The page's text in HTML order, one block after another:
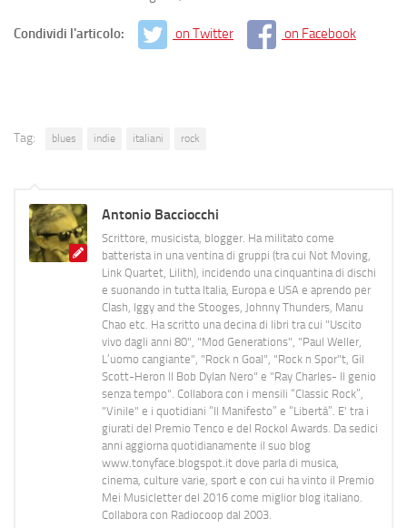
Condividi l'articolo: on Twitter on Facebook
Tag: blues indie italiani rock
Antonio Bacciocchi
Scrittore, musicista, blogger. Ha militato come
batterista in una ventina di gruppi (tra cui Not Moving,
Link Quartet, Lilith), incidendo una cinquantina di dischi
e suonando in tutta Italia, Europa e USA e aprendo per
Clash, Iggy and the Stooges, Johnny Thunders, Manu
Chao etc. Ha scritto una decina di libri tra cui "Uscito
vivo dagli anni 80", "Mod Generations", "Paul Weller,
L’uomo cangiante", "Rock n Goal", "Rock n Spor"t, Gil
Scott-Heron Il Bob Dylan Nero" e "Ray Charles- Il genio
senza tempo". Collabora con i mensili “Classic Rock”,
"Vinile" e i quotidiani “Il Manifesto” e “Libertà”. E' tra i
giurati del Premio Tenco e del Rockol Awards. Da sedici
anni aggiorna quotidianamente il suo blog
www.tonyface.blogspot.it dove parla di musica,
cinema, culture varie, sport e con cui ha vinto il Premio
Mei Musicletter del 2016 come miglior blog italiano.
Collabora con Radiocoop dal 2003.